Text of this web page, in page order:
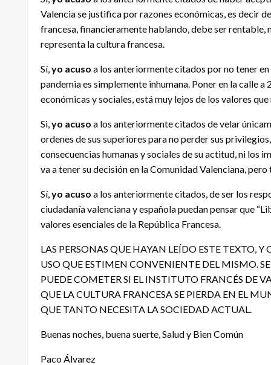
Valencia se justifica por razones económicas, es decir
francesa, financieramente hablando, debe ser rentable,
representa la cultura francesa.
Sí, yo acuso a los anteriormente citados por no tener
pandemia es simplemente inhumana. Poner en la calle
económicas y sociales, está muy lejos de los valores
Si, yo acuso a los anteriormente citados de velar
ordenes de sus superiores para no perder sus
consecuencias humanas y sociales de su actitud, ni los
va a tener su decisión en la Comunidad Valenciana, pero
Sí, yo acuso a los anteriormente citados, de ser los
ciudadanía valenciana y española puedan pensar que
valores esenciales de la República Francesa.
LAS PERSONAS QUE HAYAN LEÍDO ESTE TEXTO,
USO QUE ESTIMEN CONVENIENTE DEL MISMO.
PUEDE COMETER SI EL INSTITUTO FRANCÉS DE
QUE LA CULTURA FRANCESA SE PIERDA EN EL
QUE TANTO NECESITA LA SOCIEDAD ACTUAL.
Buenas noches, buena suerte, Salud y Bien Común
Paco Álvarez